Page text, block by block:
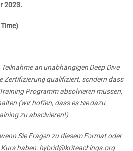
2023.
an unabhängigen Deep Dive
Zertifizierung qualifiziert, sondern dass
Programm absolvieren müssen,
(wir hoffen, dass es Sie dazu
zu absolvieren!)
Sie Fragen zu diesem Format oder
haben:hybrid@kriteachings.org